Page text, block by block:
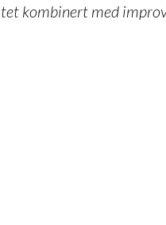
kombinert med